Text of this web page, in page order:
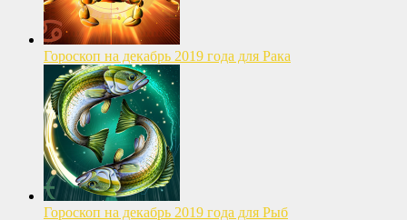
Гороскоп на декабрь 2019 года для Рака
Гороскоп на декабрь 2019 года для Рыб